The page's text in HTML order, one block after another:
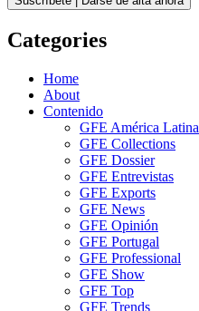
Categories
Home
About
Contenido
GFE América Latina
GFE Collections
GFE Dossier
GFE Entrevistas
GFE Exports
GFE News
GFE Opinión
GFE Portugal
GFE Professional
GFE Show
GFE Top
GFE Trends